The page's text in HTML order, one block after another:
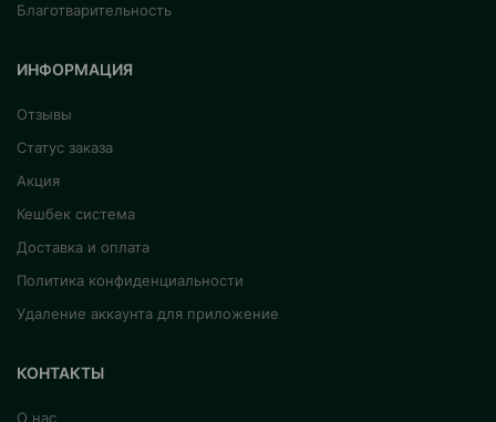
Благотварительность
ИНФОРМАЦИЯ
Отзывы
Статус заказа
Акция
Кешбек система
Доставка и оплата
Политика конфиденциальности
Удаление аккаунта для приложение
КОНТАКТЫ
О нас